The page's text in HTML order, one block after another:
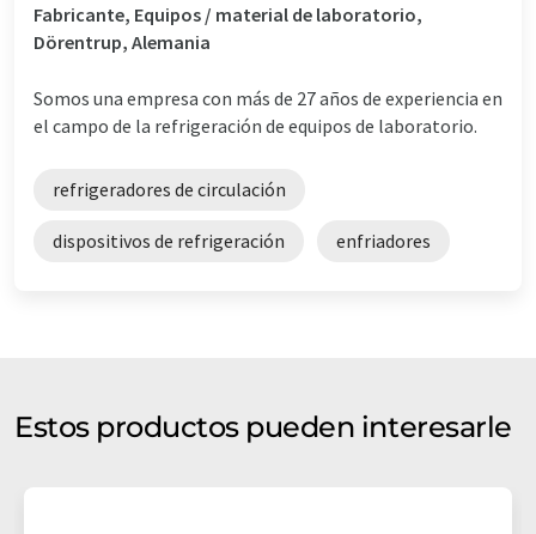
Fabricante, Equipos / material de laboratorio,
Dörentrup, Alemania
Somos una empresa con más de 27 años de experiencia en
el campo de la refrigeración de equipos de laboratorio.
refrigeradores de circulación
dispositivos de refrigeración enfriadores
Estos productos pueden interesarle